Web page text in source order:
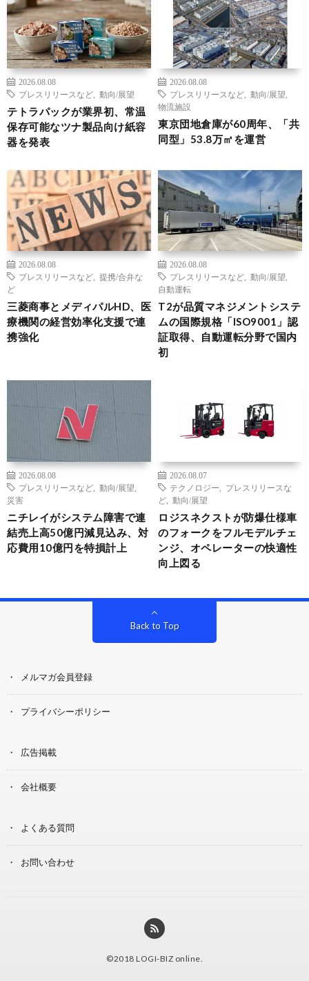
2026.08.08
プレスリリースなど
動向/展望
テトラパックが業界初、常温
保存可能なツナ製品向け紙容
器を発表
2026.08.08
プレスリリースなど
動向/展望
物流施設
東京団地倉庫が60周年、「共
同型」53.8万㎡を運営
2026.08.08
プレスリリースなど
提携/合弁な
ど
三菱商事とメディパルHD、医
療機関の経営効率化支援で連
携強化
2026.08.08
プレスリリースなど
動向/展望
自動運転
T2が品質マネジメントシステ
ムの国際規格「ISO9001」認
証取得、自動運転分野で国内
初
2026.08.08
プレスリリースなど
動向/展望
災害
ニチレイがシステム障害で連
結売上高50億円減見込み、対
応費用10億円を特損計上
2026.08.07
テクノロジー
プレスリリースな
ど
動向/展望
ロジスネクストが防爆仕様車
のフォークをフルモデルチェ
ンジ、オペレーターの快適性
向上図る
Back to Top
メルマガ会員登録
プライバシーポリシー
広告掲載
会社概要
よくある質問
お問い合わせ
©2018 LOGI-BIZ online